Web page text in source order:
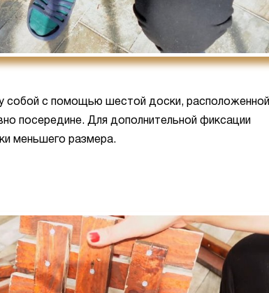
собой с помощью шестой доски, расположенной
посередине. Для дополнительной фиксации
меньшего размера.